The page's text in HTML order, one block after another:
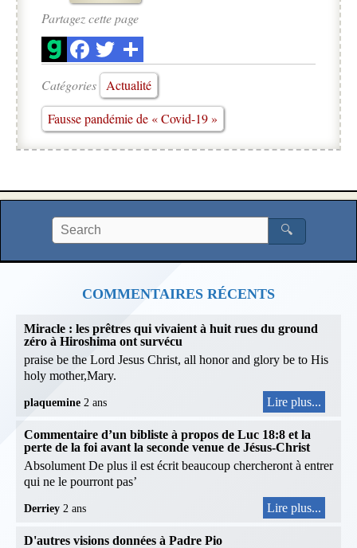
Partagez cette page
Catégories
Actualité
Fausse pandémie de « Covid-19 »
🔍
COMMENTAIRES RÉCENTS
Miracle : les prêtres qui vivaient à huit rues du ground
zéro à Hiroshima ont survécu
praise be the Lord Jesus Christ, all honor and glory be to His
holy mother,Mary.
plaquemine 2 ans Lire plus...
Commentaire d’un bibliste à propos de Luc 18:8 et la
perte de la foi avant la seconde venue de Jésus-Christ
Absolument De plus il est écrit beaucoup chercheront à entrer
qui ne le pourront pas’
Derriey 2 ans Lire plus...
D'autres visions données à Padre Pio